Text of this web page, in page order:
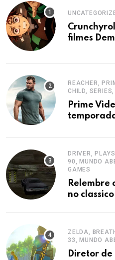
filmes
REACHER,
CHILD,
Prime
DRIVER,
90, MUNDO
GAMES
Relembre
no
ZELDA,
33, MUNDO
Diretor